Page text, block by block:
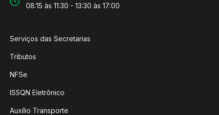
08:15 às 11:30 - 13:30 às 17:00
Serviços das Secretarias
Tributos
NFSe
ISSQN Eletrônico
Auxílio Transporte